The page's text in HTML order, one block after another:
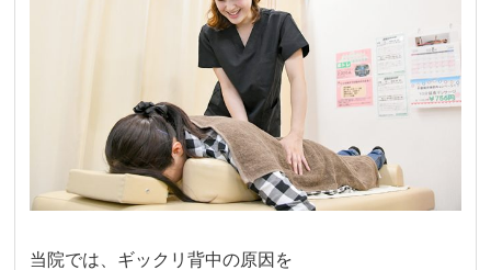
当院では、ギックリ背中の原因を